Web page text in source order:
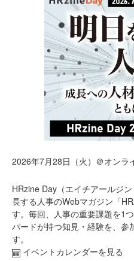
2026年7月28日（火）＠オンラ
HRzine Day（エイチアールジ
長する人事のWebマガジン「
す。毎回、人事の重要課題を1
パードが持つ知見・経験を、参
す。
イベントカレンダーを見る